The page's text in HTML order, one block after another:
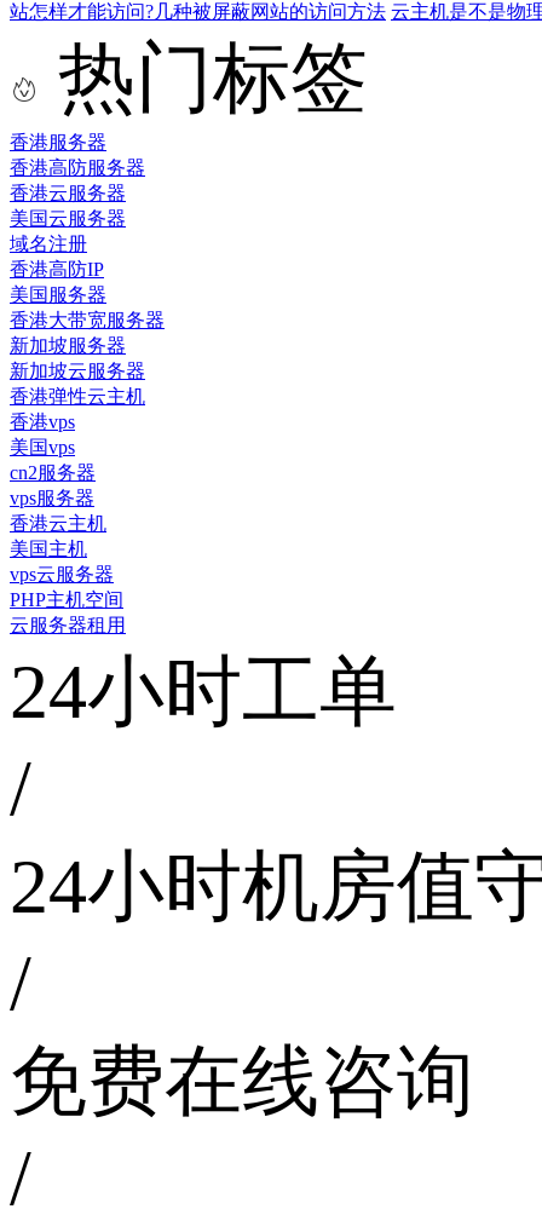
站怎样才能访问?几种被屏蔽网站的访问方法 云主机是不是物
热门标签
香港服务器
香港高防服务器
香港云服务器
美国云服务器
域名注册
香港高防IP
美国服务器
香港大带宽服务器
新加坡服务器
新加坡云服务器
香港弹性云主机
香港vps
美国vps
cn2服务器
vps服务器
香港云主机
美国主机
vps云服务器
PHP主机空间
云服务器租用
24小时工单
/
24小时机房值
/
免费在线咨询
/